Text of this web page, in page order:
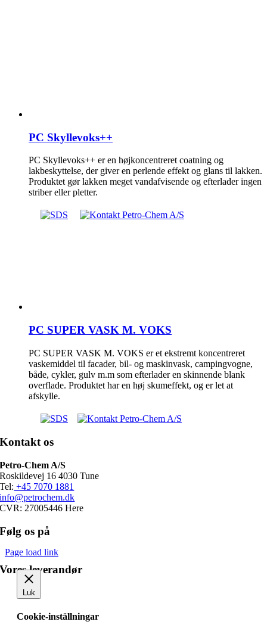
PC Skyllevoks++
PC Skyllevoks++ er en højkoncentreret coatning og
lakbeskyttelse, der giver en perlende effekt og glans til lakken.
Produktet gør lakken meget vandafvisende og efterlader ingen
striber eller pletter.
PC SUPER VASK M. VOKS
PC SUPER VASK M. VOKS er et ekstremt koncentreret
vaskemiddel til facader, bil- og maskinvask, campingvogne,
både, cykler, gulv m.m som efterlader en skinnende blank
overflade. Produktet har en høj skumeffekt, og er let at
afskylle.
Kontakt os
Petro-Chem A/S
Roskildevej 16 4030 Tune
Tel: +45 7070 1881
info@petrochem.dk
CVR: 27005446 Here
Følg os på
Vores leverandør
Page load link
Luk
Cookie-inställningar